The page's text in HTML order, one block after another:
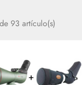
93 artículo(s)